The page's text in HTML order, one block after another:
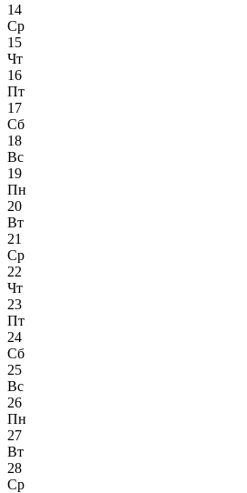
14
Ср
15
Чт
16
Пт
17
Сб
18
Вс
19
Пн
20
Вт
21
Ср
22
Чт
23
Пт
24
Сб
25
Вс
26
Пн
27
Вт
28
Ср